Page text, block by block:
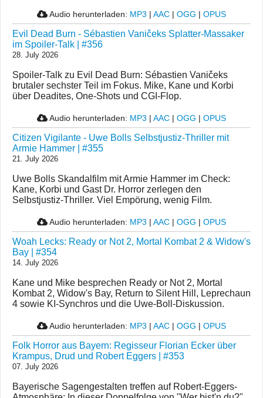
Audio herunterladen: MP3 | AAC | OGG | OPUS
Evil Dead Burn - Sébastien Vaničeks Splatter-Massaker
im Spoiler-Talk | #356
28. July 2026
Spoiler-Talk zu Evil Dead Burn: Sébastien Vaničeks
brutaler sechster Teil im Fokus. Mike, Kane und Korbi
über Deadites, One-Shots und CGI-Flop.
Audio herunterladen: MP3 | AAC | OGG | OPUS
Citizen Vigilante - Uwe Bolls Selbstjustiz-Thriller mit
Armie Hammer | #355
21. July 2026
Uwe Bolls Skandalfilm mit Armie Hammer im Check:
Kane, Korbi und Gast Dr. Horror zerlegen den
Selbstjustiz-Thriller. Viel Empörung, wenig Film.
Audio herunterladen: MP3 | AAC | OGG | OPUS
Woah Lecks: Ready or Not 2, Mortal Kombat 2 & Widow's
Bay | #354
14. July 2026
Kane und Mike besprechen Ready or Not 2, Mortal
Kombat 2, Widow's Bay, Return to Silent Hill, Leprechaun
4 sowie KI-Synchros und die Uwe-Boll-Diskussion.
Audio herunterladen: MP3 | AAC | OGG | OPUS
Folk Horror aus Bayern: Regisseur Florian Ecker über
Krampus, Drud und Robert Eggers | #353
07. July 2026
Bayerische Sagengestalten treffen auf Robert-Eggers-